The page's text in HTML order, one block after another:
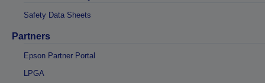
Safety Data Sheets
Partners
Epson Partner Portal
LPGA